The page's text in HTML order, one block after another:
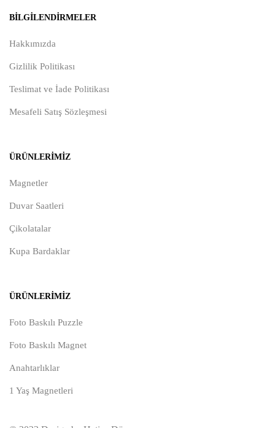
BILGILENDIRMELER
Hakkımızda
Gizlilik Politikası
Teslimat ve İade Politikası
Mesafeli Satış Sözleşmesi
ÜRÜNLERIMIZ
Magnetler
Duvar Saatleri
Çikolatalar
Kupa Bardaklar
ÜRÜNLERIMIZ
Foto Baskılı Puzzle
Foto Baskılı Magnet
Anahtarlıklar
1 Yaş Magnetleri